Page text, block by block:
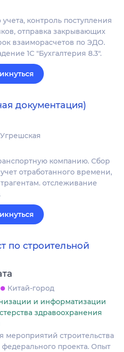
контроль поступления
отправка закрывающих
взаиморасчетов по ЭДО.
1С "Бухгалтерия 8.3".
документация)
Угрешская
компанию. Сбор
отработанного времени,
отслеживание
по строительной
Китай-город
и информатизации
здравоохранения
строительства
проекта. Опыт